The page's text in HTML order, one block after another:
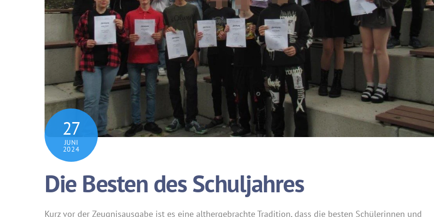
27
JUNI
2024
Die Besten des Schuljahres
Kurz vor der Zeugnisausgabe ist es eine althergebrachte Tradition, dass die besten Schülerinnen und